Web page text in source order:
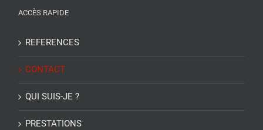
ACCÈS RAPIDE
REFERENCES
CONTACT
QUI SUIS-JE ?
PRESTATIONS